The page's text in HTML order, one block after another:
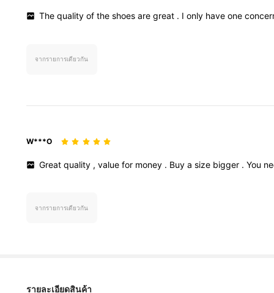
Thequalityoftheshoesaregreat . Ionly haveone
จากรายการเดียวกัน
W***O
Greatquality ,valuefor money . Buyasize bigger .You
จากรายการเดียวกัน
รายละเอียดสินค้า